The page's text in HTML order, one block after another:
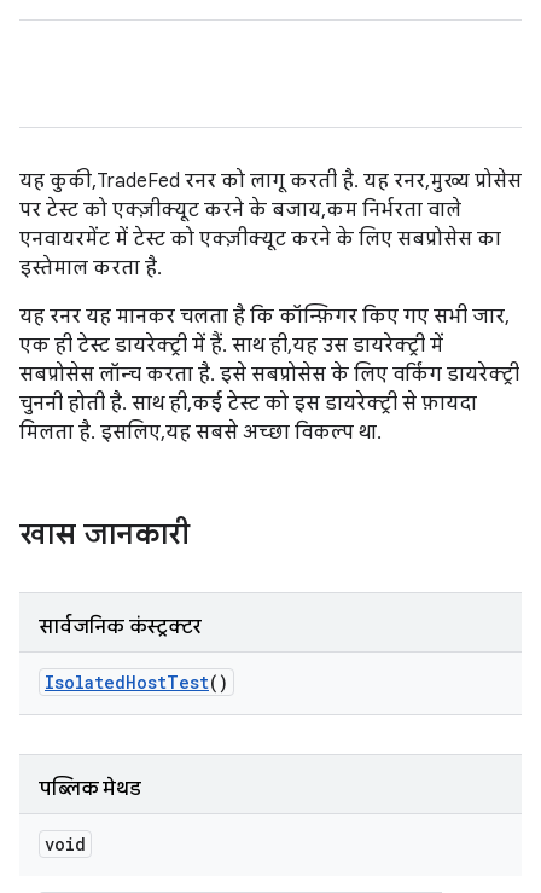
यह कुकी, TradeFed रनर को लागू करती है. यह रनर, मुख्य प्रोसेस
पर टेस्ट को एक्ज़ीक्यूट करने के बजाय, कम निर्भरता वाले
एनवायरमेंट में टेस्ट को एक्ज़ीक्यूट करने के लिए सबप्रोसेस का
इस्तेमाल करता है.
यह रनर यह मानकर चलता है कि कॉन्फ़िगर किए गए सभी जार,
एक ही टेस्ट डायरेक्ट्री में हैं. साथ ही, यह उस डायरेक्ट्री में
सबप्रोसेस लॉन्च करता है. इसे सबप्रोसेस के लिए वर्किंग डायरेक्ट्री
चुननी होती है. साथ ही, कई टेस्ट को इस डायरेक्ट्री से फ़ायदा
मिलता है. इसलिए, यह सबसे अच्छा विकल्प था.
खास जानकारी
सार्वजनिक कंस्ट्रक्टर
IsolatedHostTest()
पब्लिक मेथड
void